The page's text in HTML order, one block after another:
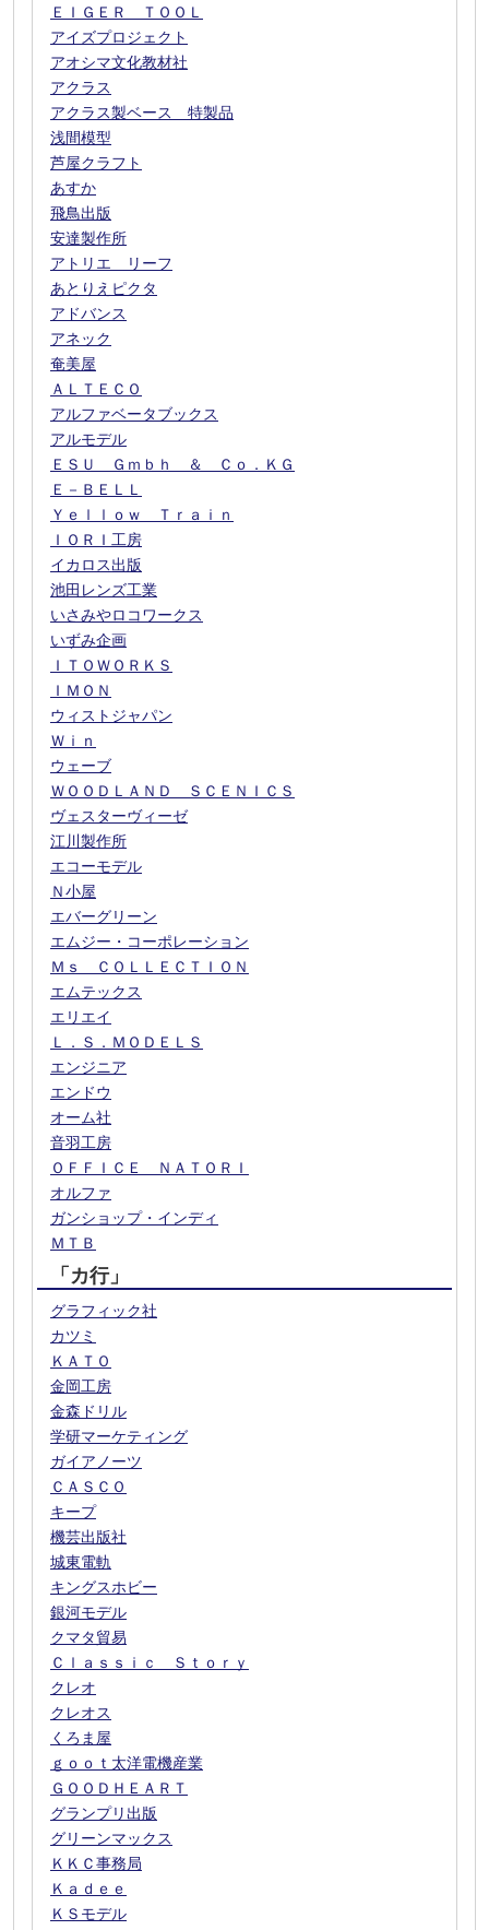
ＥＩＧＥＲ ＴＯＯＬ
アイズプロジェクト
アオシマ文化教材社
アクラス
アクラス製ベース 特製品
浅間模型
芦屋クラフト
あすか
飛鳥出版
安達製作所
アトリエ リーフ
あとりえピクタ
アドバンス
アネック
奄美屋
ＡＬＴＥＣＯ
アルファベータブックス
アルモデル
ＥＳＵ Ｇｍｂｈ ＆ Ｃｏ．ＫＧ
Ｅ－ＢＥＬＬ
Ｙｅｌｌｏｗ Ｔｒａｉｎ
ＩＯＲＩ工房
イカロス出版
池田レンズ工業
いさみやロコワークス
いずみ企画
ＩＴＯＷＯＲＫＳ
ＩＭＯＮ
ウィストジャパン
Ｗｉｎ
ウェーブ
ＷＯＯＤＬＡＮＤ ＳＣＥＮＩＣＳ
ヴェスターヴィーゼ
江川製作所
エコーモデル
Ｎ小屋
エバーグリーン
エムジー・コーポレーション
Ｍｓ ＣＯＬＬＥＣＴＩＯＮ
エムテックス
エリエイ
Ｌ．Ｓ．ＭＯＤＥＬＳ
エンジニア
エンドウ
オーム社
音羽工房
ＯＦＦＩＣＥ ＮＡＴＯＲＩ
オルファ
ガンショップ・インディ
ＭＴＢ
「カ行」
グラフィック社
カツミ
ＫＡＴＯ
金岡工房
金森ドリル
学研マーケティング
ガイアノーツ
ＣＡＳＣＯ
キープ
機芸出版社
城東電軌
キングスホビー
銀河モデル
クマタ貿易
Ｃｌａｓｓｉｃ Ｓｔｏｒｙ
クレオ
クレオス
くろま屋
ｇｏｏｔ太洋電機産業
ＧＯＯＤＨＥＡＲＴ
グランプリ出版
グリーンマックス
ＫＫＣ事務局
Ｋａｄｅｅ
ＫＳモデル